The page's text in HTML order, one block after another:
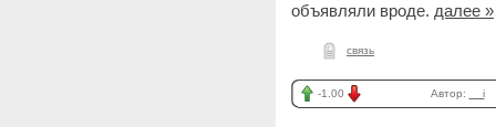
объявляли вроде. далее »
связь
-1.00 Автор: __i